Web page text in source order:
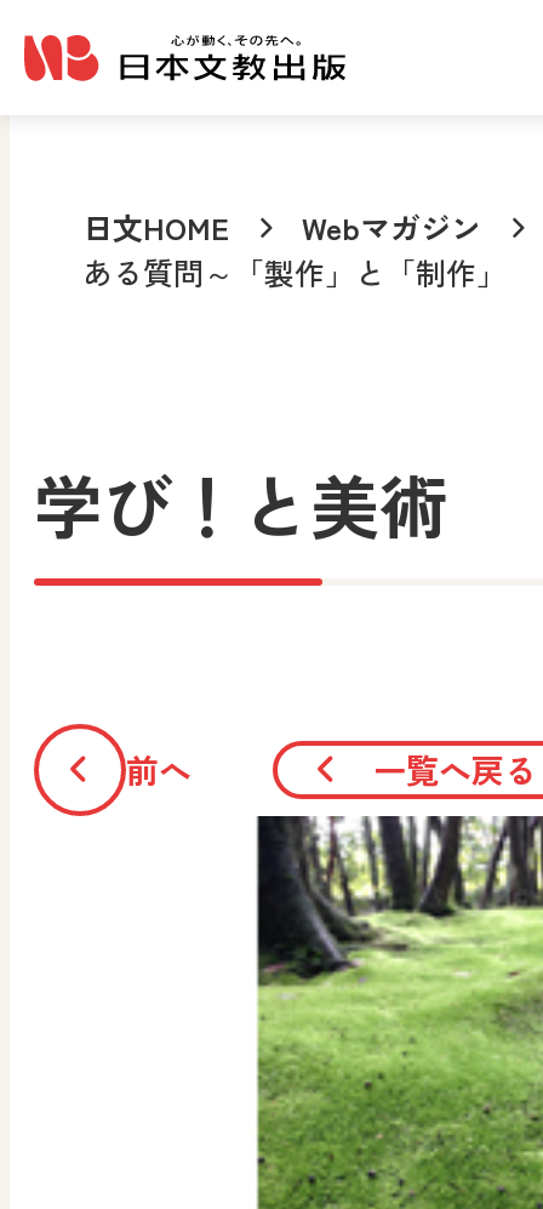
日文HOME
Webマガジン
ある質問～「製作」と「制作」
学び！と美術
前へ 一覧へ戻る